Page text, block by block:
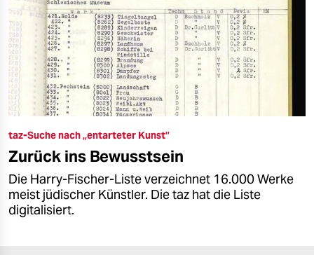
taz-Suche nach „entarteter Kunst”
Zurück ins Bewusstsein
Die Harry-Fischer-Liste verzeichnet 16.000 Werke
meist jüdischer Künstler. Die taz hat die Liste
digitalisiert.